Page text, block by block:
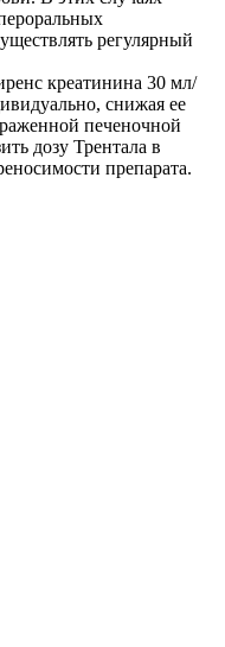
регулярный
креатинина 30 мл/
снижая ее
печеночной
дозу Трентала в
препарата.